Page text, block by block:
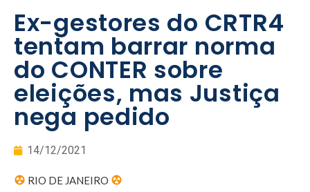
Ex-gestores do CRTR4
tentam barrar norma
do CONTER sobre
eleições, mas Justiça
nega pedido
14/12/2021
RIO DE JANEIRO